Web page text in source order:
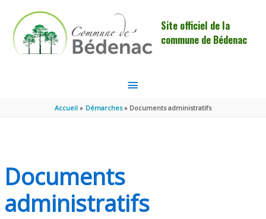
Site officiel de la
commune de Bédenac
MENU
PRINCIPAL
Accueil Démarches Documents administratifs
Documents
administratifs